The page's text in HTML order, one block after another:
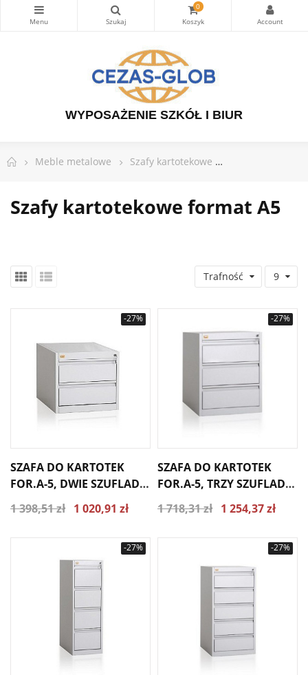
0
WYPOSAŻENIE SZKÓŁ I BIUR
Meble metalowe Szafy kartotekowe
Szafy kartotekowe format A5
Trafność 9
-27%
SZAFA DO KARTOTEK
FOR.A-5, DWIE SZUFLADY
1 398,51 zł 1 020,91 zł
-27%
SZAFA DO KARTOTEK
FOR.A-5, TRZY SZUFLADY
1 718,31 zł 1 254,37 zł
-27% -27%